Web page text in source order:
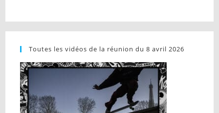
Toutes les vidéos de la réunion du 8 avril 2026